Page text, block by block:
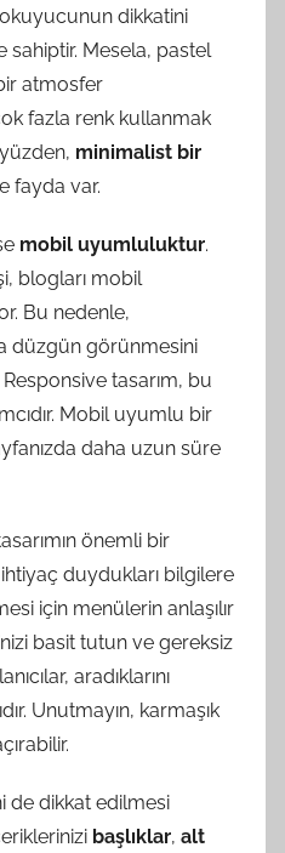
dikkatini
sahiptir. Mesela, pastel
atmosfer
fazla renk kullanmak
minimalist bir
fayda var.
mobil uyumluluktur.
blogları mobil
Bu nedenle,
düzgün görünmesini
tasarım, bu
Mobil uyumlu bir
daha uzun süre
önemli bir
ihtiyaç duydukları bilgilere
için menülerin anlaşılır
basit tutun ve gereksiz
aradıklarını
Unutmayın, karmaşık
de dikkat edilmesi
başlıklar, alt